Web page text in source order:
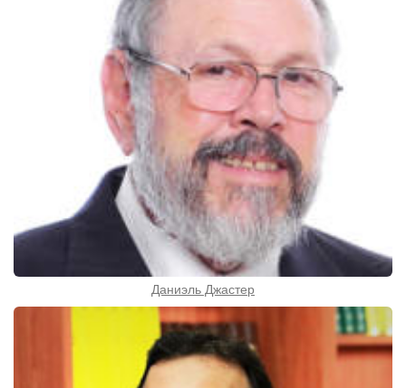
Даниэль Джастер